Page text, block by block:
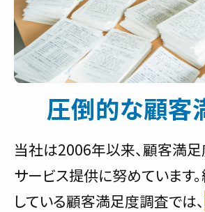
圧倒的な顧客
当社は2006年以来、顧客満
サービス提供に努めています
している顧客満足度調査では、